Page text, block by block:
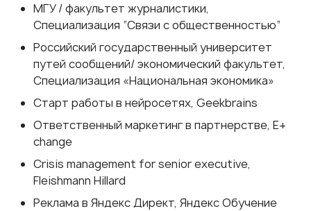
МГУ / факультет журналистики,
Специализация “Связи с общественностью”
Российский государственный университет
путей сообщений/ экономический факультет,
Специализация «Национальная экономика»
Старт работы в нейросетях, Geekbrains
Ответственный маркетинг в партнерстве, E+
change
Crisis management for senior executive,
Fleishmann Hillard
Реклама в Яндекс Директ, Яндекс Обучение